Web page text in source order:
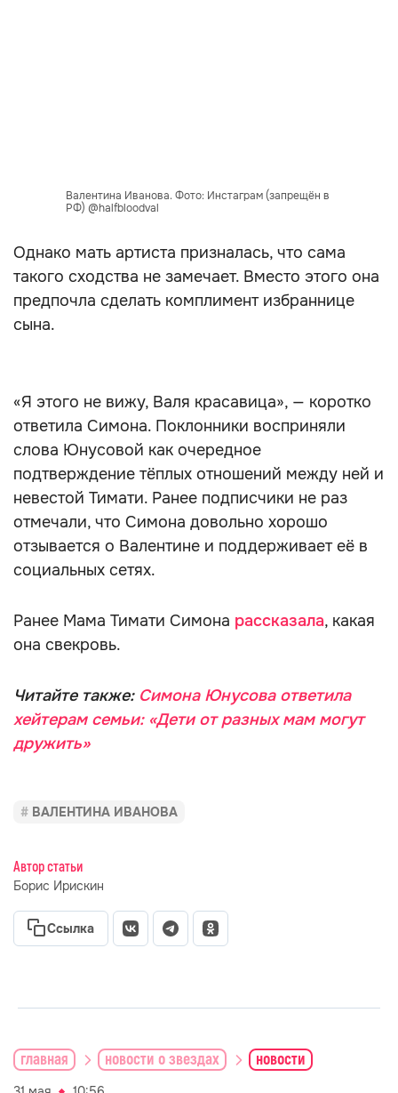
Валентина Иванова. Фото: Инстаграм (запрещён в
РФ) @halfbloodval
Однако мать артиста призналась, что сама
такого сходства не замечает. Вместо этого она
предпочла сделать комплимент избраннице
сына.
«Я этого не вижу, Валя красавица», — коротко
ответила Симона. Поклонники восприняли
слова Юнусовой как очередное
подтверждение тёплых отношений между ней и
невестой Тимати. Ранее подписчики не раз
отмечали, что Симона довольно хорошо
отзывается о Валентине и поддерживает её в
социальных сетях.
Ранее Мама Тимати Симона рассказала, какая
она свекровь.
Читайте также: Симона Юнусова ответила
хейтерам семьи: «Дети от разных мам могут
дружить»
ВАЛЕНТИНА ИВАНОВА
Автор статьи
Борис Ирискин
Ссылка
главная новости о звездах новости